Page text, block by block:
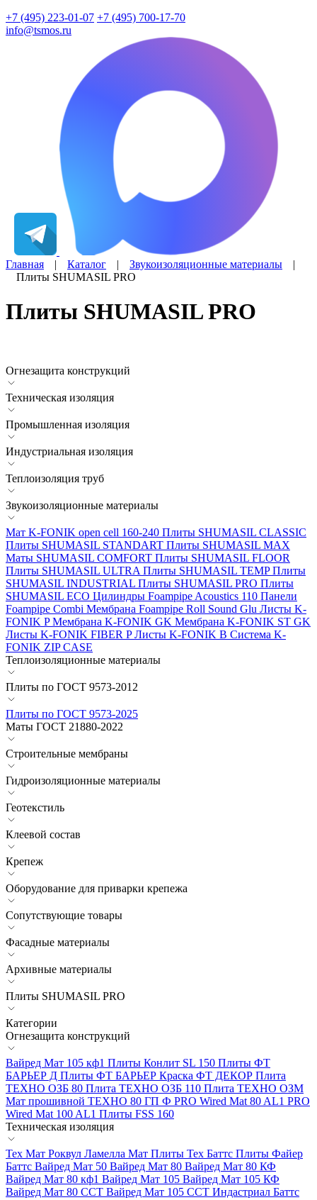
+7 (495) 223-01-07 +7 (495) 700-17-70
info@tsmos.ru
Главная | Каталог | Звукоизоляционные материалы |
Плиты SHUMASIL PRO
Плиты SHUMASIL PRO
Огнезащита конструкций
Техническая изоляция
Промышленная изоляция
Индустриальная изоляция
Теплоизоляция труб
Звукоизоляционные материалы
Мат K-FONIK open cell 160-240 Плиты SHUMASIL CLASSIC
Плиты SHUMASIL STANDART Плиты SHUMASIL MAX
Маты SHUMASIL COMFORT Плиты SHUMASIL FLOOR
Плиты SHUMASIL ULTRA Плиты SHUMASIL TEMPПлиты
SHUMASIL INDUSTRIAL Плиты SHUMASIL PRO Плиты
SHUMASIL ECO Цилиндры Foampipe Acoustics 110 Панели
Foampipe Combi Мембрана Foampipe Roll Sound Glu Листы K-
FONIK PМембрана K-FONIK GK Мембрана K-FONIK ST GK
Листы K-FONIK FIBER PЛисты K-FONIK B Система K-
FONIK ZIP CASE
Теплоизоляционные материалы
Плиты по ГОСТ 9573-2012
Плиты по ГОСТ 9573-2025
Маты ГОСТ 21880-2022
Строительные мембраны
Гидроизоляционные материалы
Геотекстиль
Клеевой состав
Крепеж
Оборудование для приварки крепежа
Сопутствующие товары
Фасадные материалы
Архивные материалы
Плиты SHUMASIL PRO
Категории
Огнезащита конструкций
Вайред Мат 105 кф1 Плиты Конлит SL 150 Плиты ФТ
БАРЬЕР Д Плиты ФТ БАРЬЕР Краска ФТ ДЕКОР Плита
ТЕХНО ОЗБ 80 Плита ТЕХНО ОЗБ 110 Плита ТЕХНО ОЗМ
Мат прошивной ТЕХНО 80 ГП Ф PRO Wired Mat 80 AL1 PRO
Wired Mat 100 AL1 Плиты FSS 160
Техническая изоляция
Тех Мат Роквул Ламелла Мат Плиты Тех Баттс Плиты Файер
Баттс Вайред Мат 50 Вайред Мат 80 Вайред Мат 80 КФ
Вайред Мат 80 кф1 Вайред Мат 105 Вайред Мат 105 КФ
Вайред Мат 80 ССТ Вайред Мат 105 ССТ Индастриал Баттс